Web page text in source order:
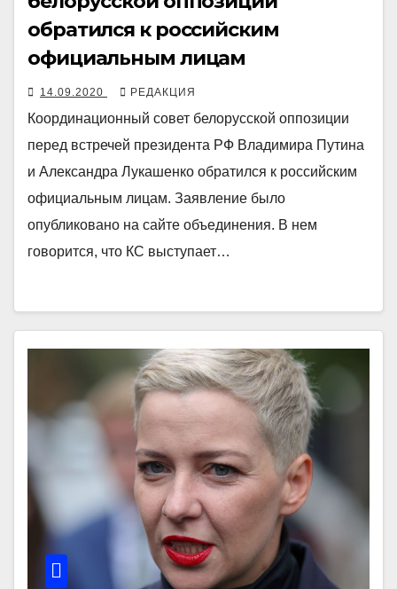
обратился к российским
официальным лицам
14.09.2020 РЕДАКЦИЯ
Координационный совет белорусской оппозиции
перед встречей президента РФ Владимира Путина
и Александра Лукашенко обратился к российским
официальным лицам. Заявление было
опубликовано на сайте объединения. В нем
говорится, что КС выступает…